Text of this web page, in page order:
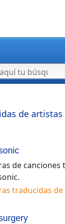
de
de canciones
.
traducidas de